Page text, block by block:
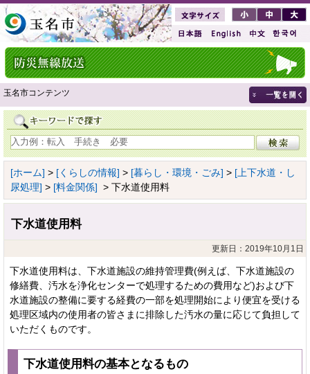
玉名市コンテンツ
[ホーム] > [くらしの情報] > [暮らし・環境・ごみ] > [上下水道・し
尿処理] > [料金関係] > 下水道使用料
下水道使用料
更新日：2019年10月1日
下水道使用料は、下水道施設の維持管理費(例えば、下水道施設の
修繕費、汚水を浄化センターで処理するための費用など)および下
水道施設の整備に要する経費の一部を処理開始により便宜を受ける
処理区域内の使用者の皆さまに排除した汚水の量に応じて負担して
いただくものです。
下水道使用料の基本となるもの